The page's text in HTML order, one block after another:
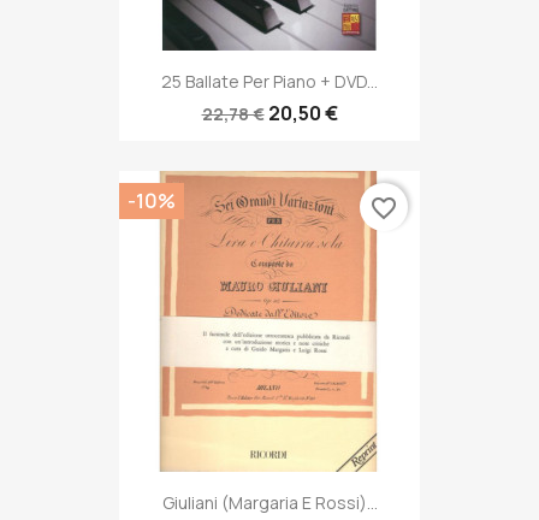
25 Ballate Per Piano + DVD...
22,78 € 20,50 €
Giuliani (Margaria E Rossi)...
-10% favorite_border